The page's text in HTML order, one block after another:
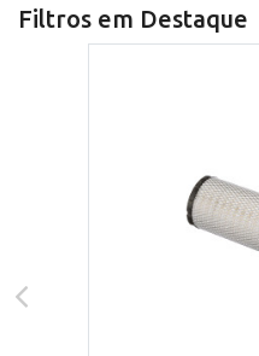
Filtros em Destaque